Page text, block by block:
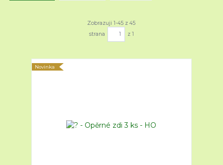
Zobrazuji 1-45 z 45
strana
z 1
Novinka